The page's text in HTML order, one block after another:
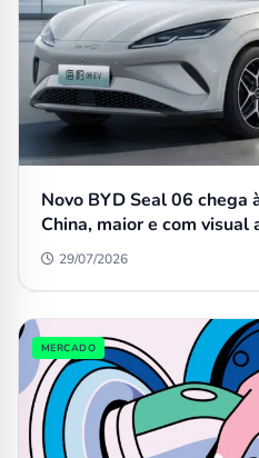
Novo BYD Seal 06 chega
China, maior e com visual
29/07/2026
MERCADO